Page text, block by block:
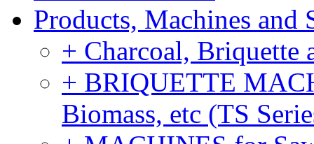
Products, Machines and
+ Charcoal, Briquette
+ BRIQUETTE
Biomass, etc (TS